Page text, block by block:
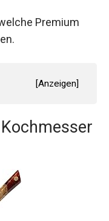
Premium
[Anzeigen]